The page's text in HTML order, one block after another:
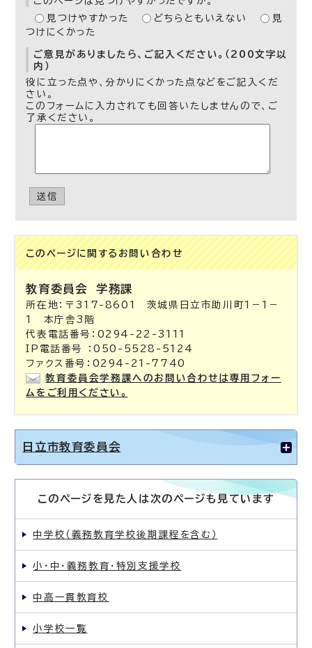
見つけやすかった
どちらともいえない
見
つけにくかった
ご意見がありましたら、ご記入ください。（200文字以
内）
役に立った点や、分かりにくかった点などをご記入くだ
さい。
このフォームに入力されても回答いたしませんので、ご
了承ください。
送信
このページに関する お問い合わせ
教育委員会学務課
所在地：〒317-8601 茨城県日立市助川町1－1－
1 本庁舎3階
代表電話番号：0294-22-3111
IP電話番号 ：050-5528-5124
ファクス番号：0294-21-7740
教育委員会学務課へのお問い合わせは専用フォー
ムをご利用ください。
日立市教育委員会
このページを見た人は次のページも見ています
中学校（義務教育学校後期課程を含む）
小・中・義務教育・特別支援学校
中高一貫教育校
小学校一覧